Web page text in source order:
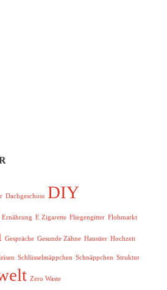
Dachgeschoss DIY
Ernährung E Zigarette Fliegengitter Flohmarkt
Gespräche Gesunde Zähne Haustier Hochzeit
Schlüsselmäppchen Schnäppchen Struktur
Zero Waste